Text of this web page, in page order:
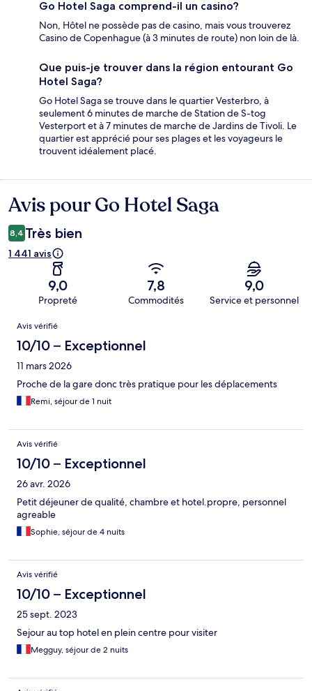
Go Hotel Saga comprend-il un casino?
Non, Hôtel ne possède pas de casino, mais vous trouverez
Casino de Copenhague (à 3 minutes de route) non loin de là.
Que puis-je trouver dans la région entourant Go
Hotel Saga?
Go Hotel Saga se trouve dans le quartier Vesterbro, à
seulement 6 minutes de marche de Station de S-tog
Vesterport et à 7 minutes de marche de Jardins de Tivoli. Le
quartier est apprécié pour ses plages et les voyageurs le
trouvent idéalement placé.
Avis
Avis pour Go Hotel Saga
8,4 Très bien
1 441 avis
9,0
Propreté
7,8
Commodités
9,0
Service et personnel
Avis
Avis vérifié
10/10 – Exceptionnel
11 mars 2026
Proche de la gare donc très pratique pour les déplacements
Remi, séjour de 1 nuit
Avis vérifié
10/10 – Exceptionnel
26 avr. 2026
Petit déjeuner de qualité, chambre et hotel.propre, personnel
agreable
Sophie, séjour de 4 nuits
Avis vérifié
10/10 – Exceptionnel
25 sept. 2023
Sejour au top hotel en plein centre pour visiter
Megguy, séjour de 2 nuits